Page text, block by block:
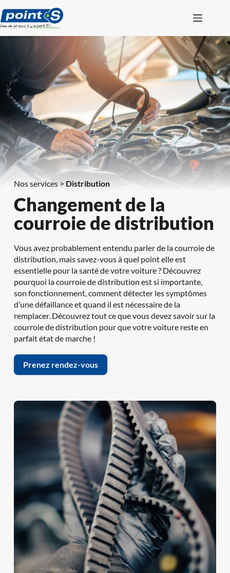
au
contenu
Nos services > Distribution
Changement de la
courroie de distribution
Vous avez probablement entendu parler de la courroie de
distribution, mais savez-vous à quel point elle est
essentielle pour la santé de votre voiture ? Découvrez
pourquoi la courroie de distribution est si importante,
son fonctionnement, comment détecter les symptômes
d’une défaillance et quand il est nécessaire de la
remplacer. Découvrez tout ce que vous devez savoir sur la
courroie de distribution pour que votre voiture reste en
parfait état de marche !
Prenez rendez-vous